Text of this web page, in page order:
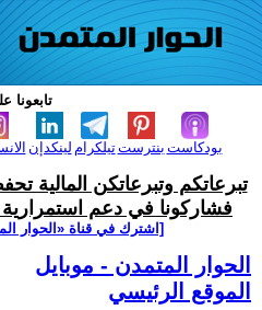
تابعونا
لينكدإن تيلكرامبنترست بودكاست
تبرعاتكم وتبرعاتكن المالية
فشاركونا في دعم استمرارية
[اشترك في قناة ‫«الحوار
الحوار المتمدن - موبايل
الموقع الرئيسي